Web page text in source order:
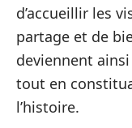
d’accueillir les
partage et de
deviennent
tout en
l’histoire.